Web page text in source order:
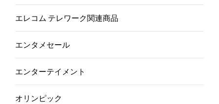
エレコム テレワーク関連商品
エンタメセール
エンターテイメント
オリンピック